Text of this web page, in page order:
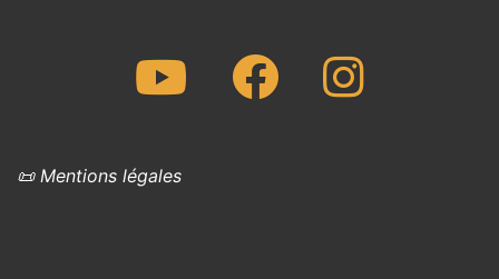
Youtube FacebookInstagram
📜 Mentions légales